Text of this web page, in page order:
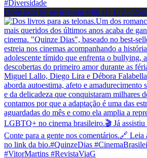
Open post by revistaviag with ID